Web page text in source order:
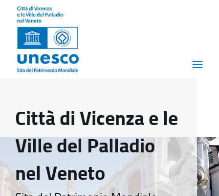
Città di Vicenza e le
Ville del Palladio
nel Veneto